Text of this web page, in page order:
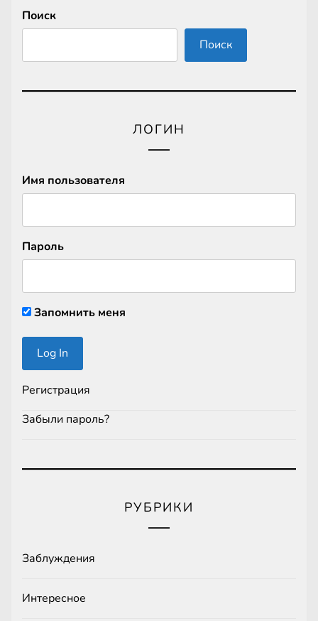
Поиск
Поиск
ЛОГИН
Имя пользователя
Пароль
Запомнить меня
Регистрация
Забыли пароль?
РУБРИКИ
Заблуждения
Интересное